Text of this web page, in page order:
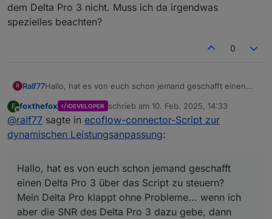
dem Delta Pro 3 nicht. Muss ich da irgendwas
spezielles beachten?
0
R Ralf77Hallo, hat es von euch schon jemand geschafft einen
Mein Delta Pro klappt ohne Probleme... wenn ich aber
die SNR des Delta Pro 3 dazu gebe, dann klappt es mit
dem Delta Pro 3 nicht. Muss ich da irgendwas spezielles
F
Offline
foxthefox DEVELOPER schrieb am 10. Feb. 2025, 14:33
zuletzt editiert von
@ralf77 sagte in ecoflow-connector-Script zur
dynamischen Leistungsanpassung:
Hallo, hat es von euch schon jemand geschafft
einen Delta Pro 3 über das Script zu steuern?
Mein Delta Pro klappt ohne Probleme... wenn ich
aber die SNR des Delta Pro 3 dazu gebe, dann